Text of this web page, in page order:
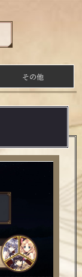
その他